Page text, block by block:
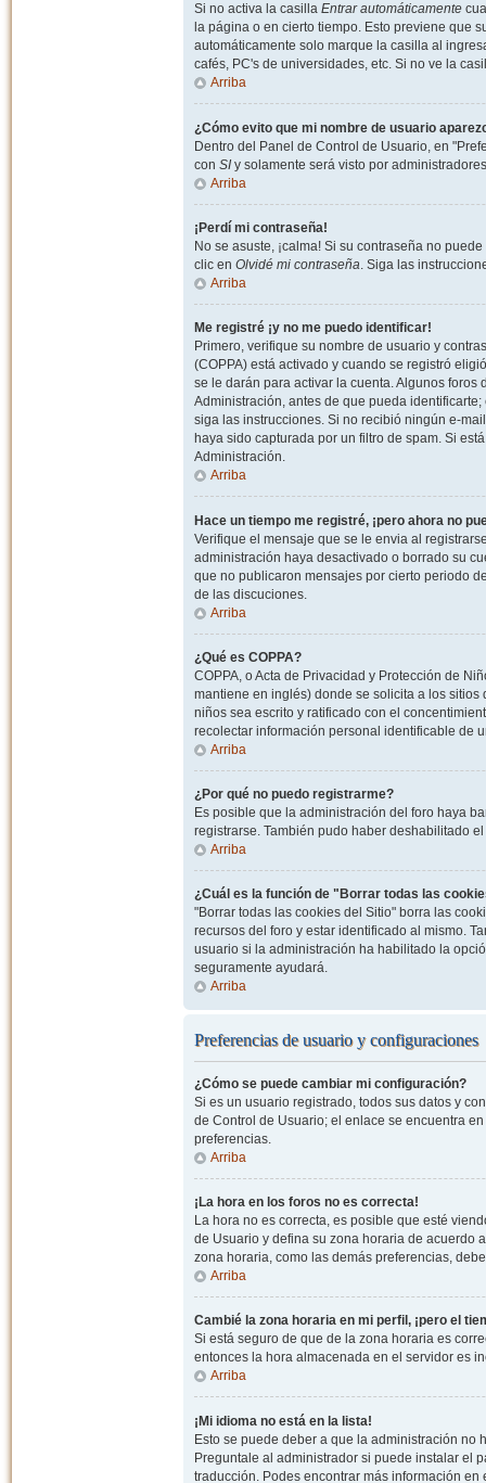
Si no activa la casilla Entrar automáticamente
la página o en cierto tiempo. Esto previene que
automáticamente solo marque la casilla al
cafés, PC's de universidades, etc. Si no ve la
Arriba
¿Cómo evito que mi nombre de usuario
Dentro del Panel de Control de Usuario, en
con SIy solamente será visto por
Arriba
¡Perdí mi contraseña!
No se asuste, ¡calma! Si su contraseña no
clic en Olvidé mi contraseña. Siga las
Arriba
Me registré ¡y no me puedo identificar!
Primero, verifique su nombre de usuario y
(COPPA) está activado y cuando se registró
se le darán para activar la cuenta. Algunos
Administración, antes de que pueda
siga las instrucciones. Si no recibió ningún e-
haya sido capturada por un filtro de spam. Si
Administración.
Arriba
Hace un tiempo me registré, ¡pero ahora no
Verifique el mensaje que se le envia al
administración haya desactivado o borrado su
que no publicaron mensajes por cierto periodo
de las discuciones.
Arriba
¿Qué es COPPA?
COPPA, o Acta de Privacidad y Protección de
mantiene en inglés) donde se solicita a los
niños sea escrito y ratificado con el
recolectar información personal identificable de
Arriba
¿Por qué no puedo registrarme?
Es posible que la administración del foro haya
registrarse. También pudo haber deshabilitado
Arriba
¿Cuál es la función de "Borrar todas las
"Borrar todas las cookies del Sitio" borra las
recursos del foro y estar identificado al mismo.
usuario si la administración ha habilitado la
seguramente ayudará.
Arriba
Preferencias de usuario y configuraciones
¿Cómo se puede cambiar mi configuración?
Si es un usuario registrado, todos sus datos y
de Control de Usuario; el enlace se encuentra
preferencias.
Arriba
¡La hora en los foros no es correcta!
La hora no es correcta, es posible que esté
de Usuario y defina su zona horaria de acuerdo
zona horaria, como las demás preferencias,
Arriba
Cambié la zona horaria en mi perfil, ¡pero el
Si está seguro de que de la zona horaria es
entonces la hora almacenada en el servidor es
Arriba
¡Mi idioma no está en la lista!
Esto se puede deber a que la administración no
Preguntale al administrador si puede instalar el
traducción. Podes encontrar más información